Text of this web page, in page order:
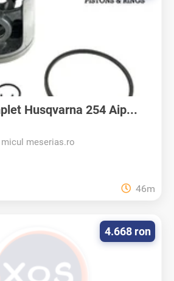
Husqvarna 254 Aip...
micul meserias.ro
46m
4.668 ron